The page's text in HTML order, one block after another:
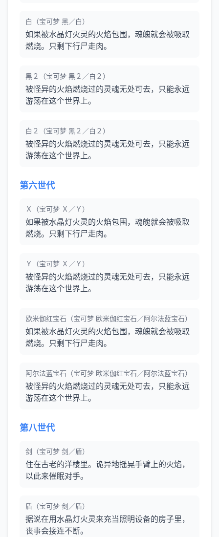
白（宝可梦 黑／白）
如果被水晶灯火灵的火焰包围，魂魄就会被吸取
燃烧。只剩下行尸走肉。
黑２（宝可梦 黑２／白２）
被怪异的火焰燃烧过的灵魂无处可去，只能永远
游荡在这个世界上。
白２（宝可梦 黑２／白２）
被怪异的火焰燃烧过的灵魂无处可去，只能永远
游荡在这个世界上。
第六世代
Ｘ（宝可梦 Ｘ／Ｙ）
如果被水晶灯火灵的火焰包围，魂魄就会被吸取
燃烧。只剩下行尸走肉。
Ｙ（宝可梦 Ｘ／Ｙ）
被怪异的火焰燃烧过的灵魂无处可去，只能永远
游荡在这个世界上。
欧米伽红宝石（宝可梦 欧米伽红宝石／阿尔法蓝宝石）
如果被水晶灯火灵的火焰包围，魂魄就会被吸取
燃烧。只剩下行尸走肉。
阿尔法蓝宝石（宝可梦 欧米伽红宝石／阿尔法蓝宝石）
被怪异的火焰燃烧过的灵魂无处可去，只能永远
游荡在这个世界上。
第八世代
剑（宝可梦 剑／盾）
住在古老的洋楼里。诡异地摇晃手臂上的火焰，
以此来催眠对手。
盾（宝可梦 剑／盾）
据说在用水晶灯火灵来充当照明设备的房子里，
丧事会接连不断。